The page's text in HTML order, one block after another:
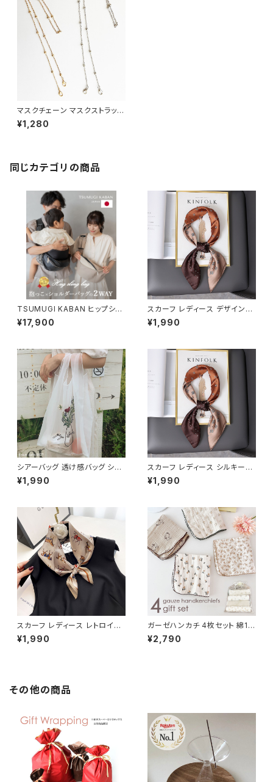
マスクチェーン マスクストラップ
韓国 ゴールド シルバー MSKC
¥1,280
同じカテゴリの商品
TSUMUGI KABAN ヒップシー
ト ショルダーバッグ 日本製 ヴィ
ーガンレザー セカンド抱っこ紐
ルダー 2WAY 大容量 軽量 ブラ
ック 黒 ベージュ PUレザー お
むつ収納 1歳 2歳 3歳 ママ パパ
女性 男性 バッグ 出産祝い
¥17,900
スカーフ レディース デザインプ
リント 正方形 70x70cm 大判
おしゃれ シルク調 細番手ポリエ
ィス カジュアル 制服 かわいい
韓国スタイル ブラウン ベージュ
グレー 通勤 フォーマル バッグ飾
り 髪飾り
¥1,990
シアーバッグ 透け感バッグ ショ
ッピングバッグ エコバッグ NTB
G001
¥1,990
スカーフ レディース シルキータ
ッチ 洗濯しやすい SCRF101
¥1,990
スカーフ レディース レトロイラ
ストプリント シルク調 正方形 S
CRF201
¥1,990
ガーゼハンカチ 4枚セット 綿10
0% ハンカチ レディース 女の子
HNKC002-4SET-B
¥2,790
その他の商品